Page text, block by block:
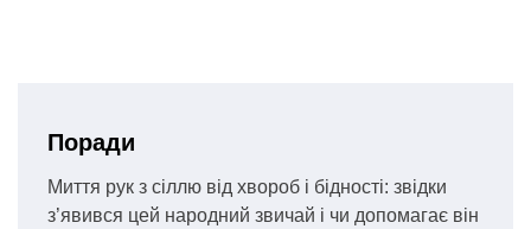
Поради
Миття рук з сіллю від хвороб і бідності: звідки
з’явився цей народний звичай і чи допомагає він